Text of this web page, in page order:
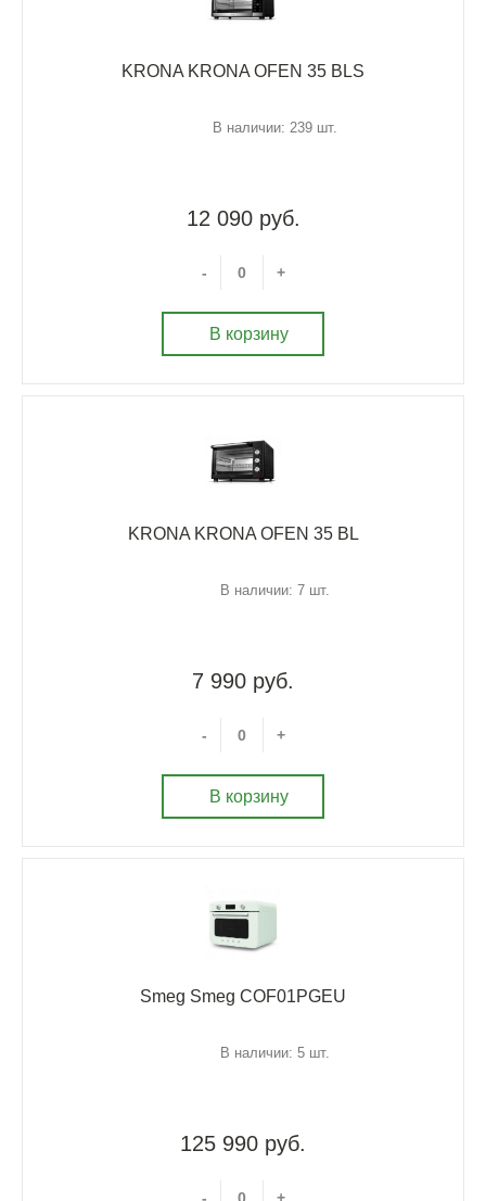
KRONA KRONA OFEN 35 BLS
В наличии: 239 шт.
12 090 руб.
- +
В корзину
KRONA KRONA OFEN 35 BL
В наличии: 7 шт.
7 990 руб.
- +
В корзину
Smeg Smeg COF01PGEU
В наличии: 5 шт.
125 990 руб.